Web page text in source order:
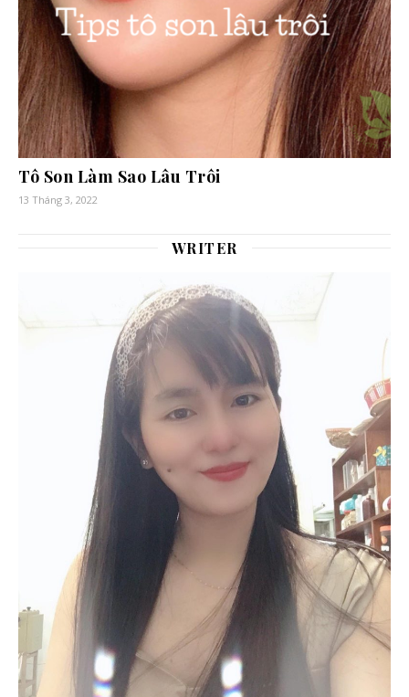
Tô Son Làm Sao Lâu Trôi
13 Tháng 3, 2022
WRITER